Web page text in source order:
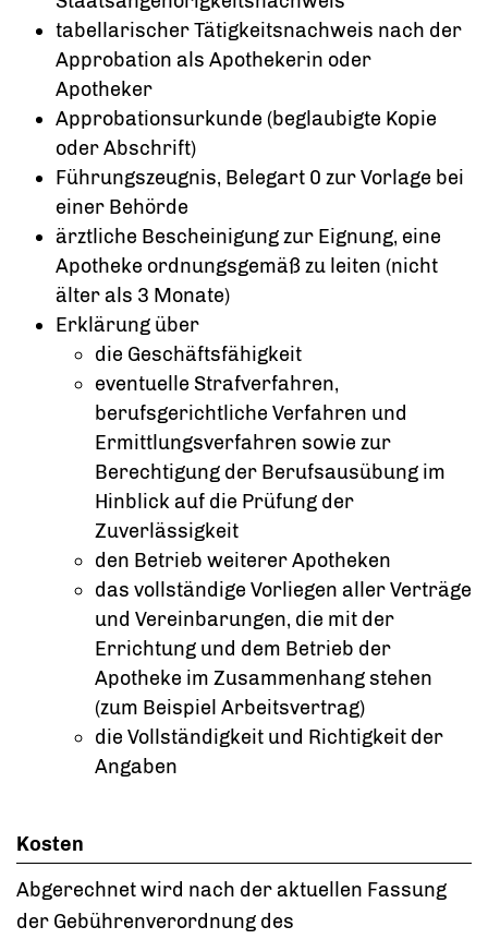
tabellarischer Tätigkeitsnachweis nach der
Approbation als Apothekerin oder
Apotheker
Approbationsurkunde (beglaubigte Kopie
oder Abschrift)
Führungszeugnis, Belegart 0 zur Vorlage bei
einer Behörde
ärztliche Bescheinigung zur Eignung, eine
Apotheke ordnungsgemäß zu leiten (nicht
älter als 3 Monate)
Erklärung über
die Geschäftsfähigkeit
eventuelle Strafverfahren,
berufsgerichtliche Verfahren und
Ermittlungsverfahren sowie zur
Berechtigung der Berufsausübung im
Hinblick auf die Prüfung der
Zuverlässigkeit
den Betrieb weiterer Apotheken
das vollständige Vorliegen aller Verträge
und Vereinbarungen, die mit der
Errichtung und dem Betrieb der
Apotheke im Zusammenhang stehen
(zum Beispiel Arbeitsvertrag)
die Vollständigkeit und Richtigkeit der
Angaben
Kosten
Abgerechnet wird nach der aktuellen Fassung
der Gebührenverordnung des